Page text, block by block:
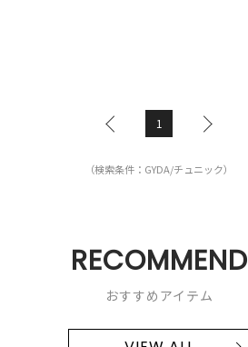
1
（検索条件：GYDA/チュニック）
RECOMMEND
おすすめアイテム